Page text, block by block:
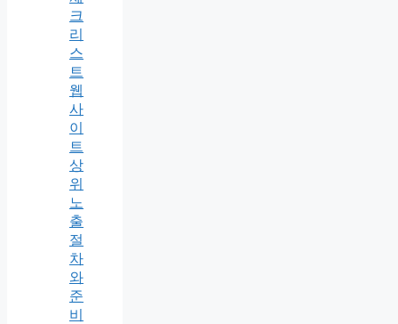
크
리
스
트
웹
사
이
트
상
위
노
출
절
차
와
준
비